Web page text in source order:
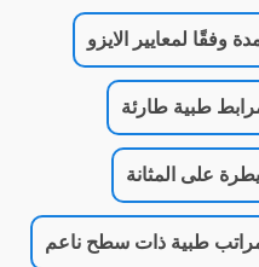
وفقًا لمعايير الايزو
طبية طارئة
على المثانة
طبية ذات سطح ناعم